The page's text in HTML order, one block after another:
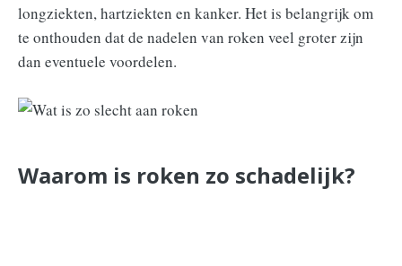
longziekten, hartziekten en kanker. Het is belangrijk om
te onthouden dat de nadelen van roken veel groter zijn
dan eventuele voordelen.
Waarom is roken zo schadelijk?